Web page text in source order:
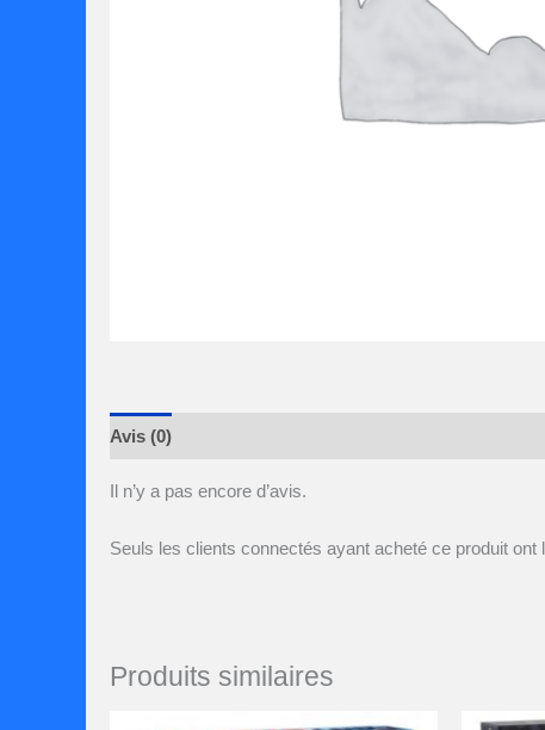
Avis (0)
Il n’y a pas encore d’avis.
Seuls les clients connectés ayant acheté ce produit ont
Produits similaires